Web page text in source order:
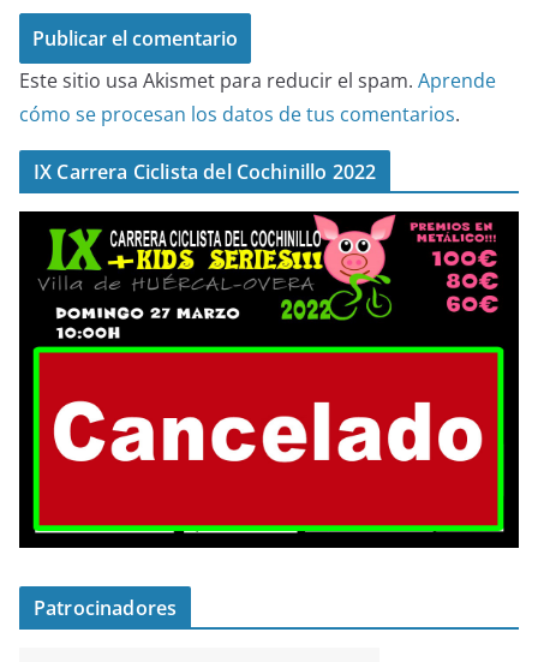
Este sitio usa Akismet para reducir el spam. Aprende
cómo se procesan los datos de tus comentarios.
IX Carrera Ciclista del Cochinillo 2022
Patrocinadores